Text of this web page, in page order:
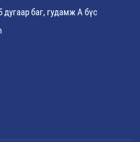
баг, гудамж А бүс